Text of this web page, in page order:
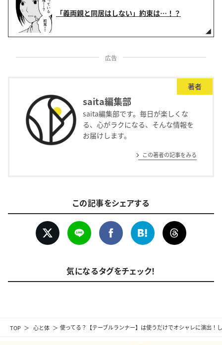
TOP 心と体 使ってる？【テーブルランナー】は使うだけでオシャレに演出！
「義両親と同居はしない」約束は…！？
広告
著者
saita編集部
saita編集部です。毎日が楽しくな
る、心がラクになる、そんな情報を
お届けします。
この著者の記事をみる
この記事をシェアする
気になるタグをチェック！